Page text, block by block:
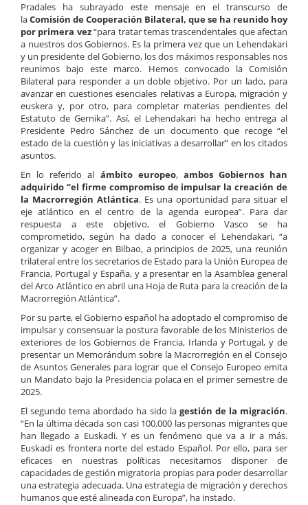
Pradales ha subrayado este mensaje en el transcurso de
laComisión de Cooperación Bilateral, que se ha reunido hoy
por primera vez“para tratar temas trascendentales que afectan
a nuestros dos Gobiernos. Es la primera vez que un Lehendakari
y un presidente del Gobierno, los dos máximos responsables nos
reunimos bajo este marco. Hemos convocado la Comisión
Bilateral para responder a un doble objetivo. Por un lado, para
avanzar en cuestiones esenciales relativas a Europa, migración y
euskera y, por otro, para completar materias pendientes del
Estatuto de Gernika”. Así, el Lehendakari ha hecho entrega al
Presidente Pedro Sánchez de un documento que recoge “el
estado de la cuestión y las iniciativas a desarrollar” en los citados
asuntos.
En lo referido al ámbito europeo, ambos Gobiernos han
adquirido “el firme compromiso de impulsar la creación de
la Macrorregión Atlántica. Es una oportunidad para situar el
eje atlántico en el centro de la agenda europea”. Para dar
respuesta a este objetivo, el Gobierno Vasco se ha
comprometido, según ha dado a conocer el Lehendakari, “a
organizar y acoger en Bilbao, a principios de 2025, una reunión
trilateral entre los secretarios de Estado para la Unión Europea de
Francia, Portugal y España, y a presentar en la Asamblea general
del Arco Atlántico en abril una Hoja de Ruta para la creación de la
Macrorregión Atlántica”.
Por su parte, el Gobierno español ha adoptado el compromiso de
impulsar y consensuar la postura favorable de los Ministerios de
exteriores de los Gobiernos de Francia, Irlanda y Portugal, y de
presentar un Memorándum sobre la Macrorregión en el Consejo
de Asuntos Generales para lograr que el Consejo Europeo emita
un Mandato bajo la Presidencia polaca en el primer semestre de
2025.
El segundo tema abordado ha sido la gestión de la migración.
“En la última década son casi 100.000 las personas migrantes que
han llegado a Euskadi. Y es un fenómeno que va a ir a más.
Euskadi es frontera norte del estado Español. Por ello, para ser
eficaces en nuestras políticas necesitamos disponer de
capacidades de gestión migratoria propias para poder desarrollar
una estrategia adecuada. Una estrategia de migración y derechos
humanos que esté alineada con Europa”, ha instado.